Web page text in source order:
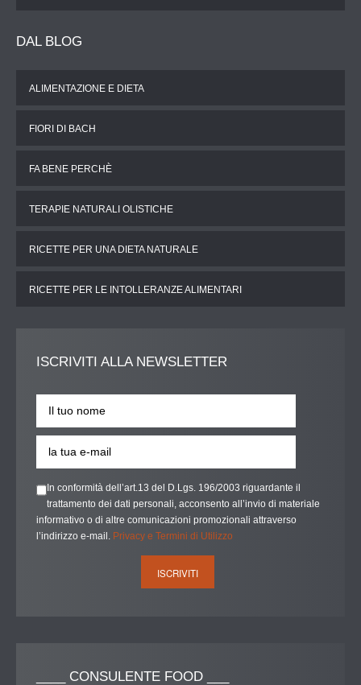
DAL BLOG
ALIMENTAZIONE E DIETA
FIORI DI BACH
FA BENE PERCHÈ
TERAPIE NATURALI OLISTICHE
RICETTE PER UNA DIETA NATURALE
RICETTE PER LE INTOLLERANZE ALIMENTARI
ISCRIVITI ALLA NEWSLETTER
In conformità dell’art.13 del D.Lgs. 196/2003 riguardante il
trattamento dei dati personali, acconsento all’invio di materiale
informativo o di altre comunicazioni promozionali attraverso
l’indirizzo e-mail. Privacy e Termini di Utilizzo
CONSULENTE FOOD ___